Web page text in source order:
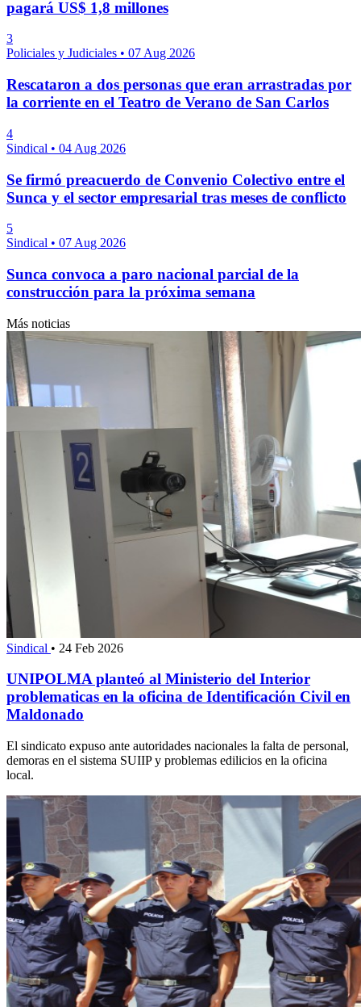
pagará US$ 1,8 millones
3
Policiales y Judiciales • 07 Aug 2026
Rescataron a dos personas que eran arrastradas por
la corriente en el Teatro de Verano de San Carlos
4
Sindical • 04 Aug 2026
Se firmó preacuerdo de Convenio Colectivo entre el
Sunca y el sector empresarial tras meses de conflicto
5
Sindical • 07 Aug 2026
Sunca convoca a paro nacional parcial de la
construcción para la próxima semana
Más noticias
Sindical • 24 Feb 2026
UNIPOLMA planteó al Ministerio del Interior
problematicas en la oficina de Identificación Civil en
Maldonado
El sindicato expuso ante autoridades nacionales la falta de personal,
demoras en el sistema SUIIP y problemas edilicios en la oficina
local.